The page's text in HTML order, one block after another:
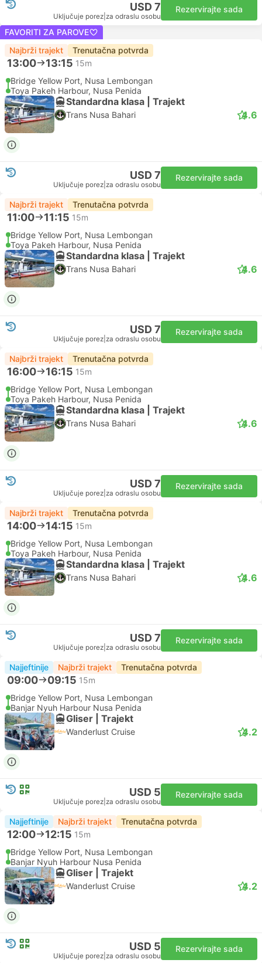
USD 7
Uključuje porez za odraslu osobu
Rezervirajte sada
FAVORITI ZA PAROVE
Najbrži trajekt
Trenutačna potvrda
13:00 13:15 15m
Bridge Yellow Port, Nusa Lembongan
Toya Pakeh Harbour, Nusa Penida
Standardna klasa | Trajekt
Trans Nusa Bahari 4.6
USD 7
Uključuje porez za odraslu osobu
Rezervirajte sada
Najbrži trajekt Trenutačna potvrda
11:00 11:15 15m
Bridge Yellow Port, Nusa Lembongan
Toya Pakeh Harbour, Nusa Penida
Standardna klasa | Trajekt
Trans Nusa Bahari 4.6
USD 7
Uključuje porez za odraslu osobu
Rezervirajte sada
Najbrži trajekt Trenutačna potvrda
16:00 16:15 15m
Bridge Yellow Port, Nusa Lembongan
Toya Pakeh Harbour, Nusa Penida
Standardna klasa | Trajekt
Trans Nusa Bahari 4.6
USD 7
Uključuje porez za odraslu osobu
Rezervirajte sada
Najbrži trajekt Trenutačna potvrda
14:00 14:15 15m
Bridge Yellow Port, Nusa Lembongan
Toya Pakeh Harbour, Nusa Penida
Standardna klasa | Trajekt
Trans Nusa Bahari 4.6
USD 7
Uključuje porez za odraslu osobu
Rezervirajte sada
Najjeftinije Najbrži trajekt Trenutačna potvrda
09:00 09:15 15m
Bridge Yellow Port, Nusa Lembongan
Banjar Nyuh Harbour Nusa Penida
Gliser | Trajekt
Wanderlust Cruise 4.2
USD 5
Uključuje porez za odraslu osobu
Rezervirajte sada
Najjeftinije Najbrži trajekt Trenutačna potvrda
12:00 12:15 15m
Bridge Yellow Port, Nusa Lembongan
Banjar Nyuh Harbour Nusa Penida
Gliser | Trajekt
Wanderlust Cruise 4.2
USD 5
Uključuje porez za odraslu osobu
Rezervirajte sada